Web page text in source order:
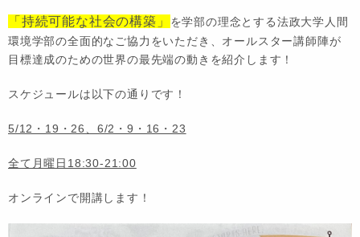
「持続可能な社会の構築」
を学部の理念とする法政大学人間
環境学部の全面的なご協力をいただき、オールスター講師陣が
目標達成のための世界の最先端の動きを紹介します！
スケジュールは以下の通りです！
5/12・19・26、6/2・9・16・23
全て月曜日18:30-21:00
オンラインで開講します！